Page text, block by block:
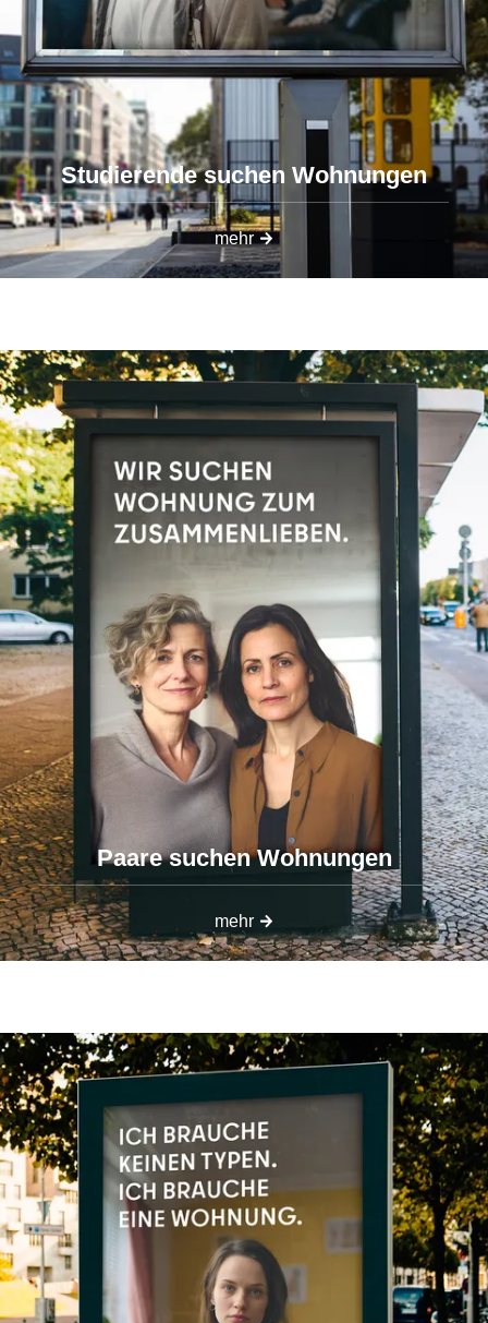
Studierende suchen Wohnungen
mehr
Paare suchen Wohnungen
mehr